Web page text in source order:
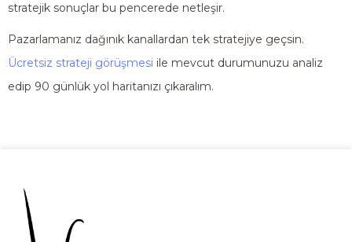
stratejik sonuçlar bu pencerede netleşir.
Pazarlamanız dağınık kanallardan tek stratejiye geçsin.
Ücretsiz strateji görüşmesi ile mevcut durumunuzu analiz
edip 90 günlük yol haritanızı çıkaralım.